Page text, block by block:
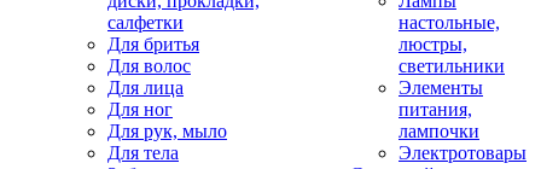
салфетки
Для бритья
Для волос
Для лица
Для ног
Для рук, мыло
Для тела
настольные,
люстры,
светильники
Элементы
питания,
лампочки
Электротовары